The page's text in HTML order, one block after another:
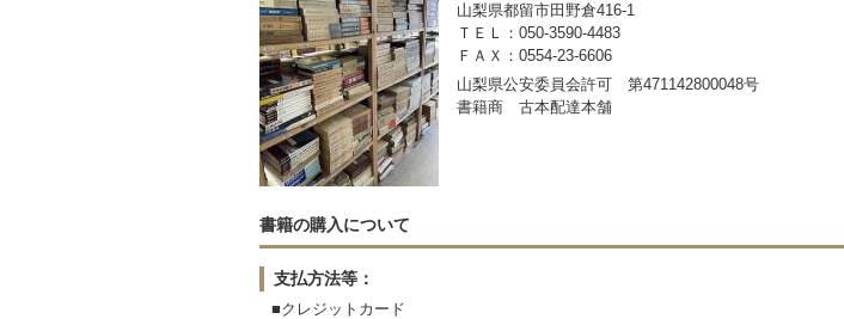
山梨県都留市田野倉416-1
ＴＥＬ：050-3590-4483
ＦＡＸ：0554-23-6606
山梨県公安委員会許可 第471142800048号
書籍商 古本配達本舗
書籍の購入について
支払方法等：
■クレジットカード